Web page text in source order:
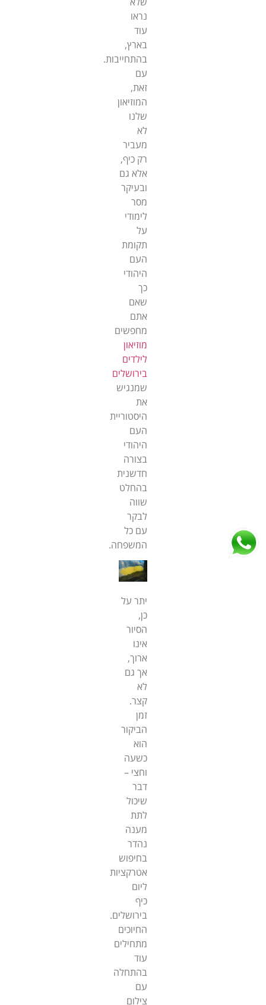
נראו
עוד
בארץ,
בהתחייבות.
עם
זאת,
המוזיאון
שלנו
לא
מעביר
רק כיף,
אלא גם
ובעיקר
מסר
לימודי
על
תקומת
העם
היהודי
כך
שאם
אתם
מחפשים
מוזיאון
לילדים
בירושלים
שמנגיש
את
היסטוריית
העם
היהודי
בצורה
חדשנית
בהחלט
שווה
לבקר
עם כל
המשפחה.
יתר על
כן,
הסיור
אינו
ארוך,
אך גם
לא
קצר.
זמן
הביקור
הוא
כשעה
וחצי –
דבר
שיכול
לתת
מענה
נהדר
בחיפוש
אטרקציות
ליום
כיף
בירושלים.
החיוכים
מתחילים
עוד
בהתחלה
עם
צילום